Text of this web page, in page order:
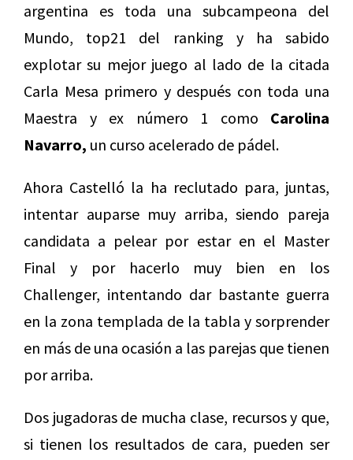
argentina es toda una subcampeona del
Mundo, top21 del ranking y ha sabido
explotar su mejor juego al lado de la citada
Carla Mesa primero y después con toda una
Maestra y ex número 1 como Carolina
Navarro, un curso acelerado de pádel.
Ahora Castelló la ha reclutado para, juntas,
intentar auparse muy arriba, siendo pareja
candidata a pelear por estar en el Master
Final y por hacerlo muy bien en los
Challenger, intentando dar bastante guerra
en la zona templada de la tabla y sorprender
en más de una ocasión a las parejas que tienen
por arriba.
Dos jugadoras de mucha clase, recursos y que,
si tienen los resultados de cara, pueden ser